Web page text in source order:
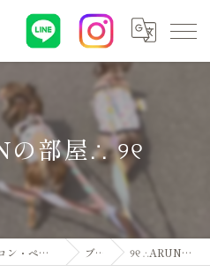
の部屋∴ ୨୧
大阪市淀川区のトリミングサロン・ペットサロンならDogsalon ARUN ブログ ୨୧ ∴ARUNの部屋∴ ୨୧